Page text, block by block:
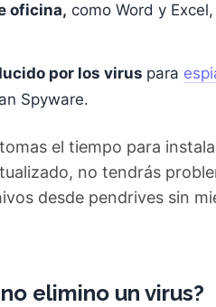
oficina, como Word y
por los virus para
Spyware.
el tiempo para
no tendrás
desde pendrives sin
elimino un virus?